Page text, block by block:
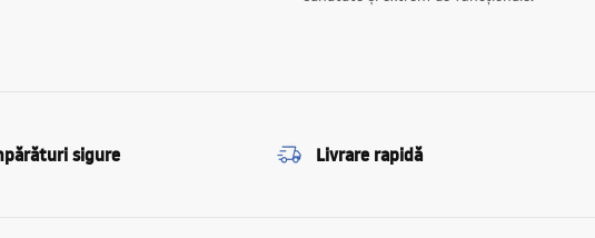
sigure Livrare rapidă